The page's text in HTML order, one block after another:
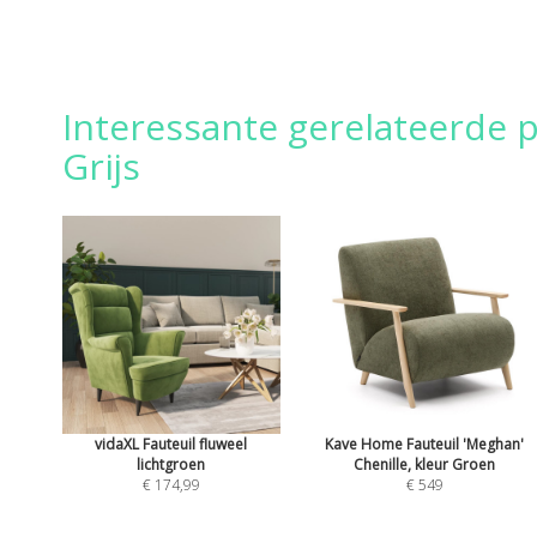
Interessante gerelateerde
Grijs
vidaXL Fauteuil fluweel
lichtgroen
€ 174,99
Kave Home Fauteuil 'Meghan'
Chenille, kleur Groen
€ 549